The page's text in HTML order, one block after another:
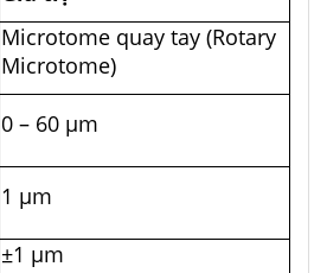
Microtome quay tay (Rotary
Microtome)
0 – 60 µm
1 µm
±1 µm